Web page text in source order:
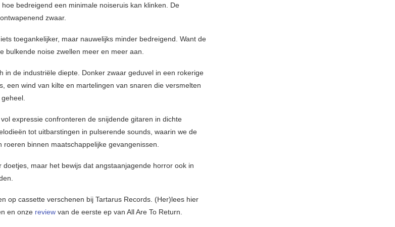
bedreigend een minimale noiseruis kan klinken. De
zwaar.
toegankelijker, maar nauwelijks minder bedreigend. Want de
bulkende noise zwellen meer en meer aan.
in de industriële diepte. Donker zwaar geduvel in een rokerige
een wind van kilte en martelingen van snaren die versmelten
expressie confronteren de snijdende gitaren in dichte
tot uitbarstingen in pulserende sounds, waarin we de
binnen maatschappelijke gevangenissen.
maar het bewijs dat angstaanjagende horror ook in
op cassette verschenen bij Tartarus Records. (Her)lees hier
en onze review van de eerste ep van All Are To Return.